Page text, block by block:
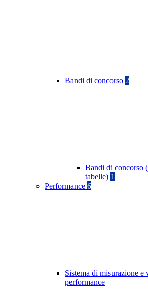
Bandi di concorso 2
Bandi di concorso
tabelle) 1
Performance 6
Sistema di misurazione e
performance